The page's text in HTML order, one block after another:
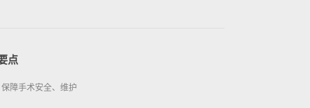
点
障手术安全、维护